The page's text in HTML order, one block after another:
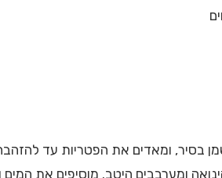
ומערבבים היטב. מוסיפים את